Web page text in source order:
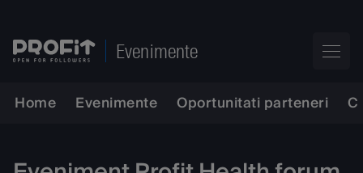
Evenimente
Home Evenimente Oportunitati parteneri